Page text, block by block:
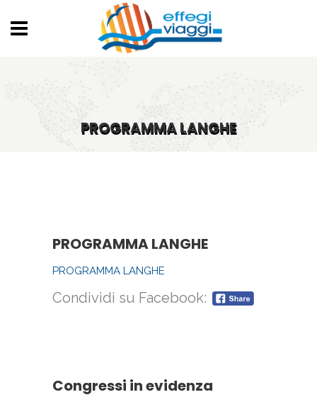
PROGRAMMA LANGHE
PROGRAMMA LANGHE
PROGRAMMA LANGHE
Condividi su Facebook:
Congressi in evidenza